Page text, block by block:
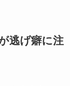
逃げ癖に注